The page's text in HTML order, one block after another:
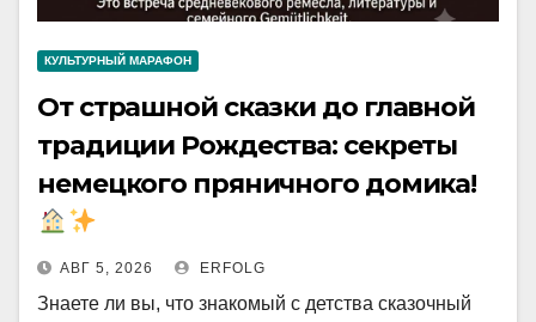
КУЛЬТУРНЫЙ МАРАФОН
От страшной сказки до главной
традиции Рождества: секреты
немецкого пряничного домика!
АВГ 5, 2026 ERFOLG
Знаете ли вы, что знакомый с детства сказочный